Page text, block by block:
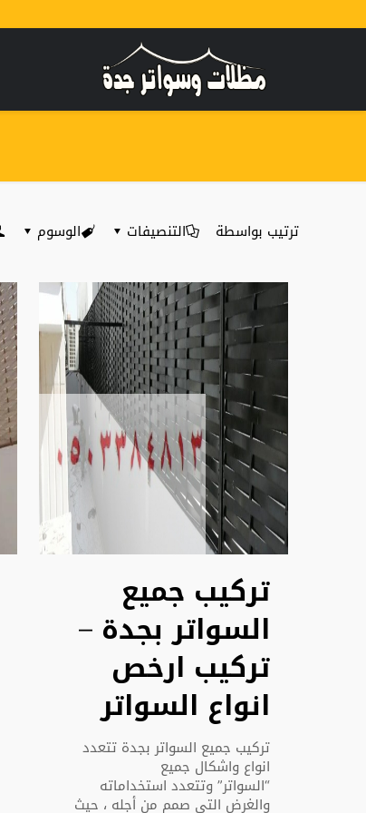
ترتيب بواسطة التنصيفات الوسوم
تركيب جميع
السواتر بجدة –
تركيب ارخص
انواع السواتر
تركيب جميع السواتر بجدة تتعدد
انواع واشكال جميع
“السواتر” وتتعدد استخداماته
والغرض التي صمم من أجله ، حيث